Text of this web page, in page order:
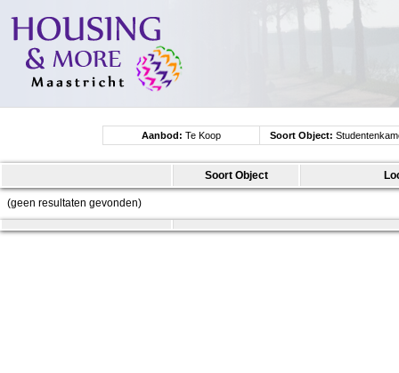
Aanbod: Te Koop Soort Object:
Soort Object
(geen resultaten gevonden)